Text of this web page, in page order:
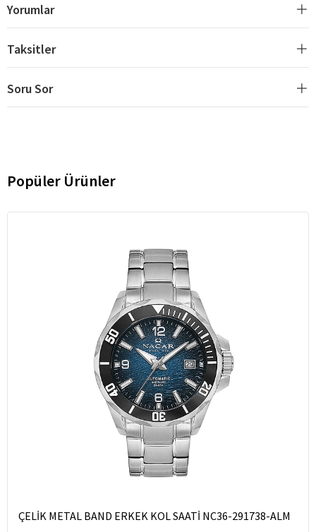
Yorumlar
Taksitler
Soru Sor
Popüler Ürünler
ÇELİK METAL BAND ERKEK KOL SAATİ NC36-291738-ALM